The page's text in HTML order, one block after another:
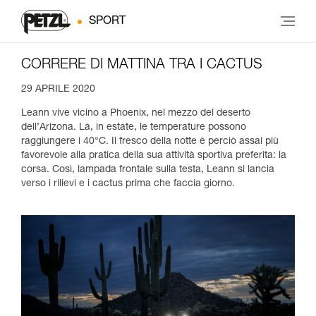
SPORT
CORRERE DI MATTINA TRA I CACTUS
29 APRILE 2020
Leann vive vicino a Phoenix, nel mezzo del deserto
dell’Arizona. Là, in estate, le temperature possono
raggiungere i 40°C. Il fresco della notte è perciò assai più
favorevole alla pratica della sua attività sportiva preferita: la
corsa. Così, lampada frontale sulla testa, Leann si lancia
verso i rilievi e i cactus prima che faccia giorno.